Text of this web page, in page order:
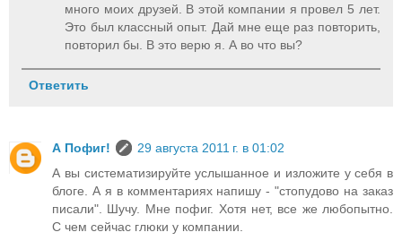
много моих друзей. В этой компании я провел 5 лет.
Это был классный опыт. Дай мне еще раз повторить,
повторил бы. В это верю я. А во что вы?
Ответить
А Пофиг!
29 августа 2011 г. в 01:02
А вы систематизируйте услышанное и изложите у себя в
блоге. А я в комментариях напишу - "стопудово на заказ
писали". Шучу. Мне пофиг. Хотя нет, все же любопытно.
С чем сейчас глюки у компании.